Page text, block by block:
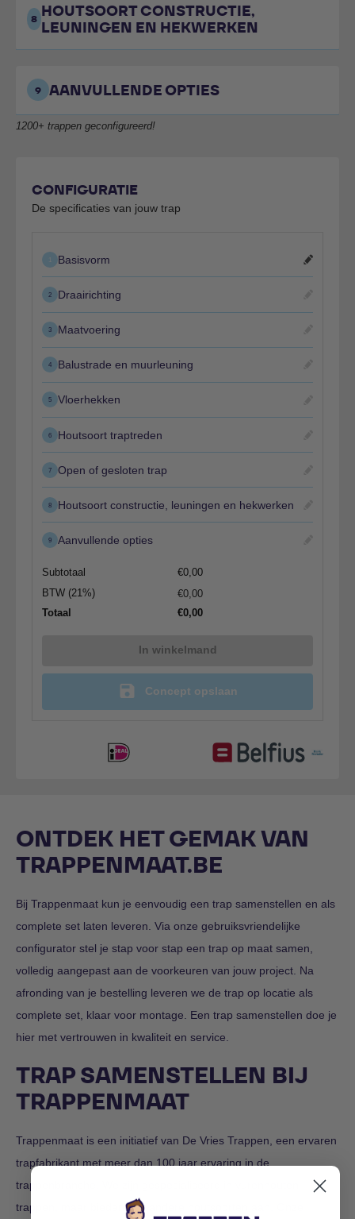
8 HOUTSOORT CONSTRUCTIE,
LEUNINGEN EN HEKWERKEN
9 AANVULLENDE OPTIES
1200+ trappen geconfigureerd!
CONFIGURATIE
De specificaties van jouw trap
1 Basisvorm
2 Draairichting
3 Maatvoering
4 Balustrade en muurleuning
5 Vloerhekken
6 Houtsoort traptreden
7 Open of gesloten trap
8 Houtsoort constructie, leuningen en hekwerken
9 Aanvullende opties
Subtotaal €0,00
BTW (21%)
€0,00
Totaal
€0,00
In winkelmand
Concept opslaan
ONTDEK HET GEMAK VAN
TRAPPENMAAT.BE
Bij Trappenmaat kun je eenvoudig een trap samenstellen en als
complete set laten leveren. Via onze gebruiksvriendelijke
configurator stel je stap voor stap een trap op maat samen,
volledig aangepast aan de voorkeuren van jouw project. Na
afronding van je bestelling leveren we de trap op locatie als
complete set, klaar voor montage. Een trap samenstellen doe je
hier met vertrouwen in kwaliteit en service.
TRAP SAMENSTELLEN BIJ
TRAPPENMAAT
Trappenmaat is een initiatief van De Vries Trappen, een ervaren
trapfabrikant met meer dan 100 jaar ervaring in de
trappenbranche. We zijn gespecialiseerd in vurenhouten
trappen, maar bieden ook andere houtsoorten aan. Onze